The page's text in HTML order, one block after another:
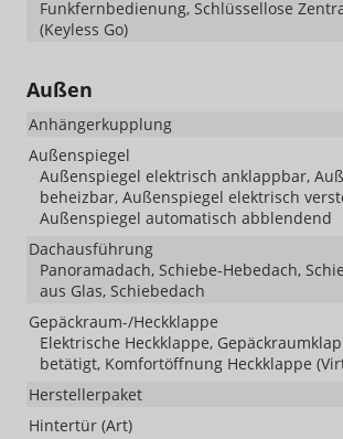
Funkfernbedienung, Schlüssellose
(Keyless Go)
Außen
Anhängerkupplung
Außenspiegel
Außenspiegel elektrisch anklappbar,
beheizbar, Außenspiegel elektrisch
Außenspiegel automatisch abblendend
Dachausführung
Panoramadach, Schiebe-Hebedach,
aus Glas, Schiebedach
Gepäckraum-/Heckklappe
Elektrische Heckklappe,
betätigt, Komfortöffnung Heckklappe
Herstellerpaket
Hintertür (Art)